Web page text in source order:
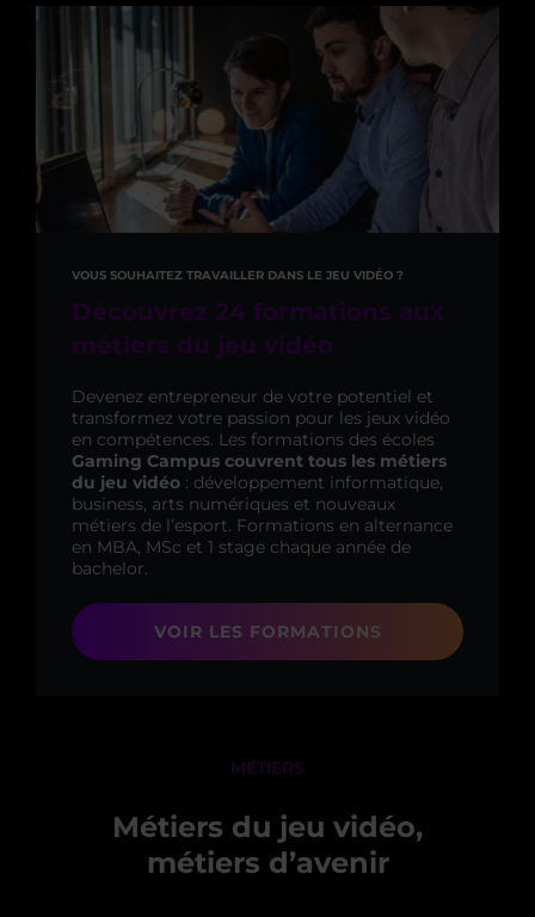
VOUS SOUHAITEZ TRAVAILLER DANS LE JEU VIDÉO ?
Découvrez 24 formations aux
métiers du jeu vidéo
Devenez entrepreneur de votre potentiel et
transformez votre passion pour les jeux vidéo
en compétences. Les formations des écoles
Gaming Campus couvrent tous les métiers
du jeu vidéo : développement informatique,
business, arts numériques et nouveaux
métiers de l’esport. Formations en alternance
en MBA, MSc et 1 stage chaque année de
bachelor.
VOIR LES FORMATIONS
MÉTIERS
Métiers du jeu vidéo,
métiers d’avenir